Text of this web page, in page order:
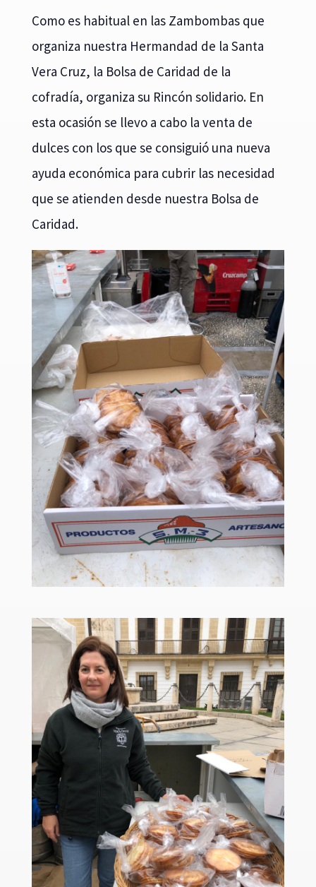
Como es habitual en las Zambombas que
organiza nuestra Hermandad de la Santa
Vera Cruz, la Bolsa de Caridad de la
cofradía, organiza su Rincón solidario. En
esta ocasión se llevo a cabo la venta de
dulces con los que se consiguió una nueva
ayuda económica para cubrir las necesidad
que se atienden desde nuestra Bolsa de
Caridad.